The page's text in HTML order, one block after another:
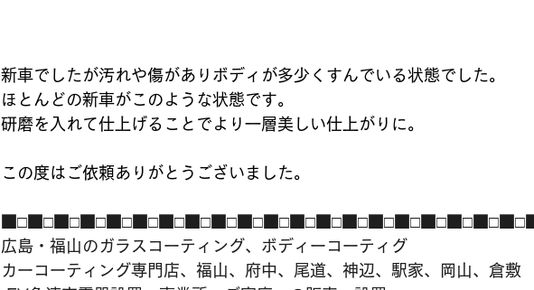
新車でしたが汚れや傷がありボディが多少くすんでいる状態でした。
ほとんどの新車がこのような状態です。
研磨を入れて仕上げることでより一層美しい仕上がりに。
この度はご依頼ありがとうございました。
■□■□■□■□■□■□■□■□■□■□■□■□■□■□■□■□■□■□■□■□■
広島・福山のガラスコーティング、ボディーコーティグ
カーコーティング専門店、福山、府中、尾道、神辺、駅家、岡山、倉敷